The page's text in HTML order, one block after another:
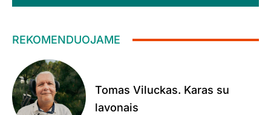
REKOMENDUOJAME
Tomas Viluckas. Karas su
lavonais